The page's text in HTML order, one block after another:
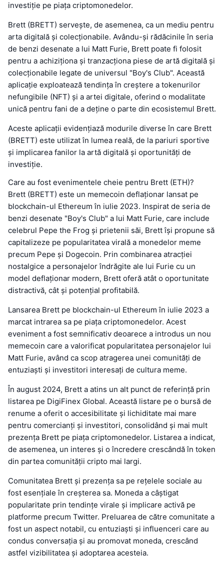
investiție pe piața criptomonedelor.
Brett (BRETT) servește, de asemenea, ca un mediu pentru
arta digitală și colecționabile. Avându-și rădăcinile în seria
de benzi desenate a lui Matt Furie, Brett poate fi folosit
pentru a achiziționa și tranzacționa piese de artă digitală și
colecționabile legate de universul "Boy's Club". Această
aplicație exploatează tendința în creștere a tokenurilor
nefungibile (NFT) și a artei digitale, oferind o modalitate
unică pentru fani de a deține o parte din ecosistemul Brett.
Aceste aplicații evidențiază modurile diverse în care Brett
(BRETT) este utilizat în lumea reală, de la pariuri sportive
și implicarea fanilor la artă digitală și oportunități de
investiție.
Care au fost evenimentele cheie pentru Brett (ETH)?
Brett (BRETT) este un memecoin deflaționar lansat pe
blockchain-ul Ethereum în iulie 2023. Inspirat de seria de
benzi desenate "Boy's Club" a lui Matt Furie, care include
celebrul Pepe the Frog și prietenii săi, Brett își propune să
capitalizeze pe popularitatea virală a monedelor meme
precum Pepe și Dogecoin. Prin combinarea atracției
nostalgice a personajelor îndrăgite ale lui Furie cu un
model deflaționar modern, Brett oferă atât o oportunitate
distractivă, cât și potențial profitabilă.
Lansarea Brett pe blockchain-ul Ethereum în iulie 2023 a
marcat intrarea sa pe piața criptomonedelor. Acest
eveniment a fost semnificativ deoarece a introdus un nou
memecoin care a valorificat popularitatea personajelor lui
Matt Furie, având ca scop atragerea unei comunități de
entuziaști și investitori interesați de cultura meme.
În august 2024, Brett a atins un alt punct de referință prin
listarea pe DigiFinex Global. Această listare pe o bursă de
renume a oferit o accesibilitate și lichiditate mai mare
pentru comercianți și investitori, consolidând și mai mult
prezența Brett pe piața criptomonedelor. Listarea a indicat,
de asemenea, un interes și o încredere crescândă în token
din partea comunității cripto mai largi.
Comunitatea Brett și prezența sa pe rețelele sociale au
fost esențiale în creșterea sa. Moneda a câștigat
popularitate prin tendințe virale și implicare activă pe
platforme precum Twitter. Preluarea de către comunitate a
fost un aspect notabil, cu entuziaști și influenceri care au
condus conversația și au promovat moneda, crescând
astfel vizibilitatea și adoptarea acesteia.